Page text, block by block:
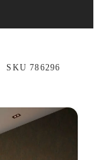
SKU 786296